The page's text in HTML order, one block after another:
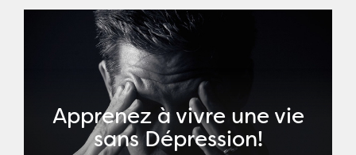
Apprenez à vivre une vie
sans Dépression!